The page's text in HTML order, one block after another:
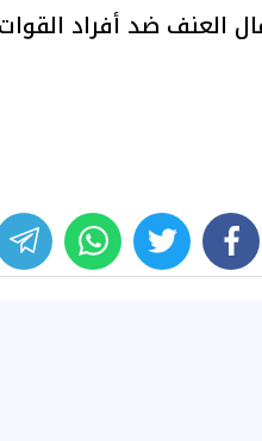
العنف ضد أفراد